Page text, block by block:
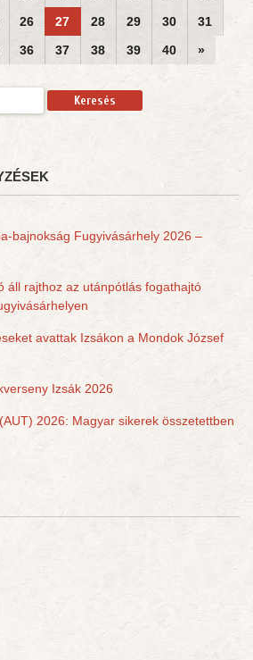
26 27 28 29 30
31
36 37 38 39 40 »
bajnokság Fugyivásárhely 2026 –
áll rajthoz az utánpótlás fogathajtó
avattak Izsákon a Mondok József
Izsák 2026
2026: Magyar sikerek összetettben